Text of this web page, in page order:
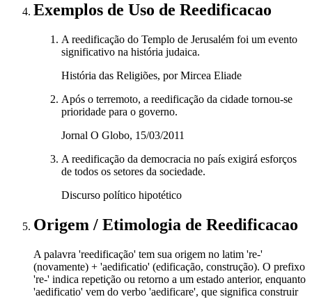
Exemplos de Uso de Reedificacao
A reedificação do Templo de Jerusalém foi um evento
significativo na história judaica.
História das Religiões, por Mircea Eliade
Após o terremoto, a reedificação da cidade tornou-se
prioridade para o governo.
Jornal O Globo, 15/03/2011
A reedificação da democracia no país exigirá esforços
de todos os setores da sociedade.
Discurso político hipotético
Origem / Etimologia de Reedificacao
A palavra 'reedificação' tem sua origem no latim 're-'
(novamente) + 'aedificatio' (edificação, construção). O prefixo
're-' indica repetição ou retorno a um estado anterior, enquanto
'aedificatio' vem do verbo 'aedificare', que significa construir